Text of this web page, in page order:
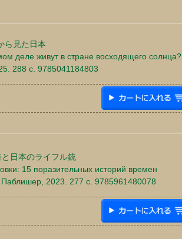
ら見た日本
деле живут в стране восходящего солнца?
288 c. 9785041184803
日本のライフル銃
15 поразительных историй времен
2023. 277 c. 9785961480078